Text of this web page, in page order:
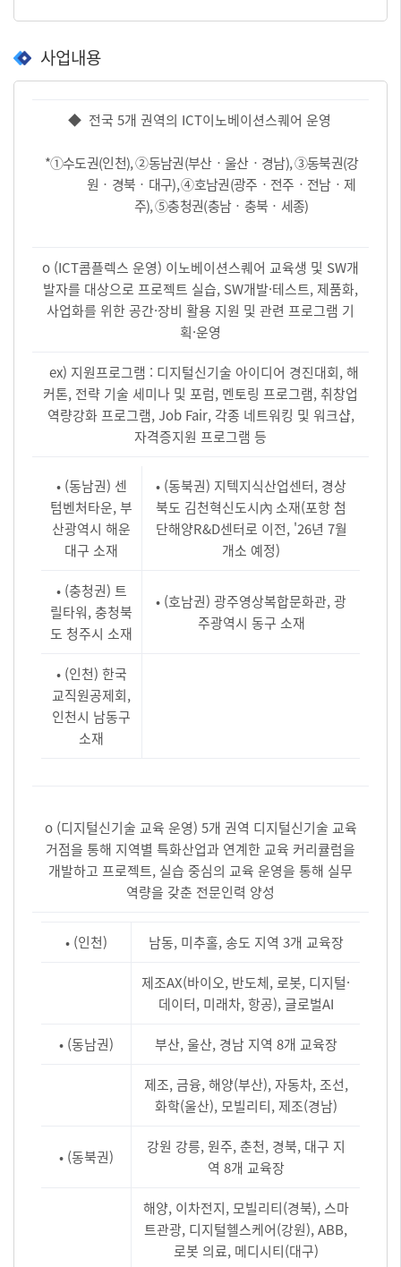
사업내용
◆ 전국 5개 권역의 ICT이노베이션스퀘어 운영
*➀수도권(인천),➁동남권(부산‧ 울산‧ 경남),➂동북권(강
원 ‧ 경북 ‧ 대구),➃호남권(광주 ‧ 전주 ‧ 전남‧ 제
주),➄충청권(충남‧ 충북 ‧ 세종)
o (ICT콤플렉스 운영) 이노베이션스퀘어 교육생 및 SW개
발자를 대상으로 프로젝트 실습, SW개발·테스트, 제품화,
사업화를 위한 공간·장비 활용 지원 및 관련 프로그램 기
획·운영
ex) 지원프로그램 : 디지털신기술 아이디어 경진대회, 해
커톤, 전략 기술 세미나 및 포럼, 멘토링 프로그램, 취창업
역량강화 프로그램, Job Fair, 각종 네트워킹 및 워크샵,
자격증지원 프로그램 등
• (동남권) 센
텀벤처타운, 부
산광역시 해운
대구 소재
• (동북권) 지텍지식산업센터, 경상
북도 김천혁신도시內 소재(포항 첨
단해양R&D센터로 이전, '26년 7월
개소 예정)
• (충청권) 트
릴타워, 충청북
도 청주시 소재
• (호남권) 광주영상복합문화관, 광
주광역시 동구 소재
• (인천) 한국
교직원공제회,
인천시 남동구
소재
o (디지털신기술 교육 운영) 5개 권역 디지털신기술 교육
거점을 통해 지역별 특화산업과 연계한 교육 커리큘럼을
개발하고 프로젝트, 실습 중심의 교육 운영을 통해 실무
역량을 갖춘 전문인력 양성
• (인천) 남동, 미추홀, 송도 지역 3개 교육장
제조AX(바이오, 반도체, 로봇, 디지털·
데이터, 미래차, 항공), 글로벌AI
• (동남권) 부산, 울산, 경남 지역 8개 교육장
제조, 금융, 해양(부산), 자동차, 조선,
화학(울산), 모빌리티, 제조(경남)
• (동북권)
강원 강릉, 원주, 춘천, 경북, 대구 지
역 8개 교육장
해양, 이차전지, 모빌리티(경북), 스마
트관광, 디지털헬스케어(강원), ABB,
로봇 의료, 메디시티(대구)